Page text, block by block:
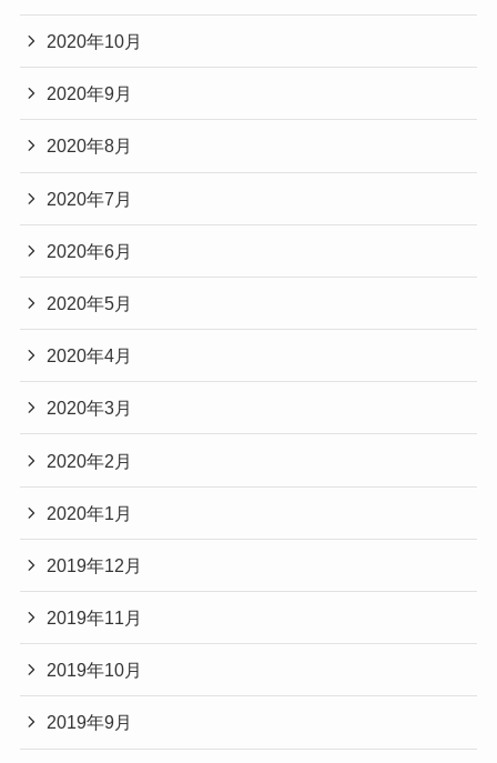
2020年10月
2020年9月
2020年8月
2020年7月
2020年6月
2020年5月
2020年4月
2020年3月
2020年2月
2020年1月
2019年12月
2019年11月
2019年10月
2019年9月